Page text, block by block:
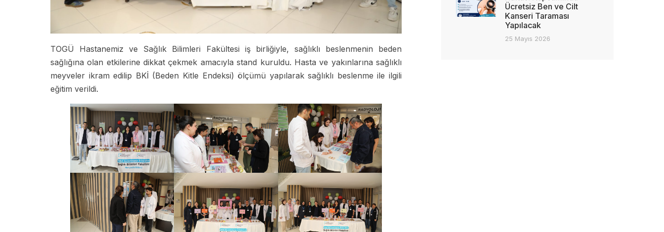
TOGÜ Hastanemiz ve Sağlık Bilimleri Fakültesi iş birliğiyle, sağlıklı beslenmenin beden
sağlığına olan etkilerine dikkat çekmek amacıyla stand kuruldu. Hasta ve yakınlarına sağlıklı
meyveler ikram edilip BKİ (Beden Kitle Endeksi) ölçümü yapılarak sağlıklı beslenme ile ilgili
eğitim verildi.
Ücretsiz Ben ve Cilt
Kanseri Taraması
Yapılacak
25 Mayıs 2026